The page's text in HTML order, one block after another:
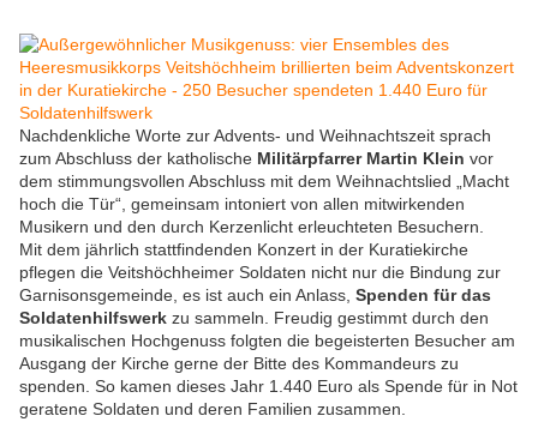
Nachdenkliche Worte zur Advents- und Weihnachtszeit sprach
zum Abschluss der katholische Militärpfarrer Martin Klein vor
dem stimmungsvollen Abschluss mit dem Weihnachtslied „Macht
hoch die Tür“, gemeinsam intoniert von allen mitwirkenden
Musikern und den durch Kerzenlicht erleuchteten Besuchern.
Mit dem jährlich stattfindenden Konzert in der Kuratiekirche
pflegen die Veitshöchheimer Soldaten nicht nur die Bindung zur
Garnisonsgemeinde, es ist auch ein Anlass, Spenden für das
Soldatenhilfswerk zu sammeln. Freudig gestimmt durch den
musikalischen Hochgenuss folgten die begeisterten Besucher am
Ausgang der Kirche gerne der Bitte des Kommandeurs zu
spenden. So kamen dieses Jahr 1.440 Euro als Spende für in Not
geratene Soldaten und deren Familien zusammen.